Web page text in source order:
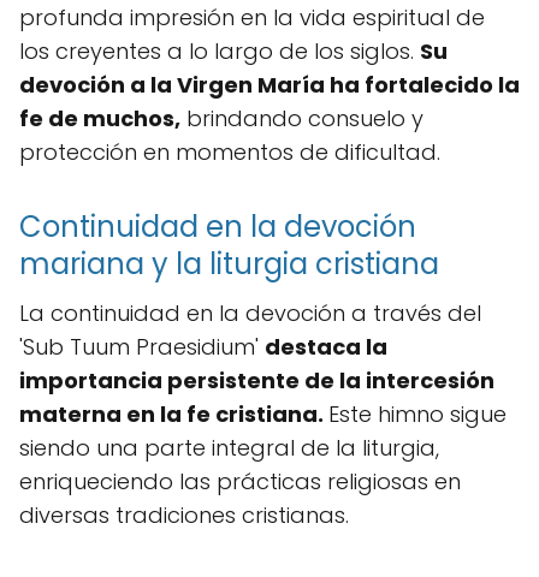
profunda impresión en la vida espiritual de
los creyentes a lo largo de los siglos. Su
devoción a la Virgen María ha fortalecido la
fe de muchos, brindando consuelo y
protección en momentos de dificultad.
Continuidad en la devoción
mariana y la liturgia cristiana
La continuidad en la devoción a través del
'Sub Tuum Praesidium' destaca la
importancia persistente de la intercesión
materna en la fe cristiana. Este himno sigue
siendo una parte integral de la liturgia,
enriqueciendo las prácticas religiosas en
diversas tradiciones cristianas.